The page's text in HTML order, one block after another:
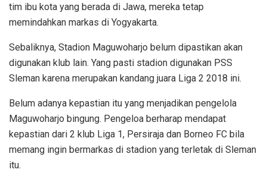
tim ibu kota yang berada di Jawa, mereka tetap
memindahkan markas di Yogyakarta.
Sebaliknya, Stadion Maguwoharjo belum dipastikan akan
digunakan klub lain. Yang pasti stadion digunakan PSS
Sleman karena merupakan kandang juara Liga 2 2018 ini.
Belum adanya kepastian itu yang menjadikan pengelola
Maguwoharjo bingung. Pengeloa berharap mendapat
kepastian dari 2 klub Liga 1, Persiraja dan Borneo FC bila
memang ingin bermarkas di stadion yang terletak di Sleman
itu.